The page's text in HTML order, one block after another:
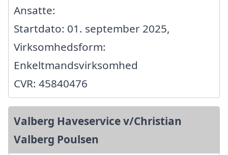
Ansatte:
Startdato: 01. september 2025,
Virksomhedsform:
Enkeltmandsvirksomhed
CVR: 45840476
Valberg Haveservice v/Christian
Valberg Poulsen